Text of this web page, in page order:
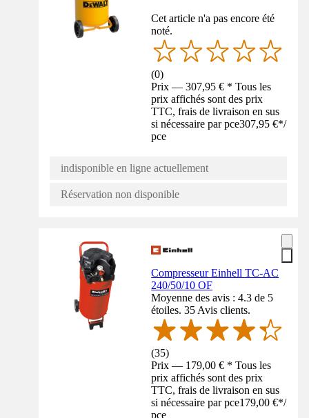
Cet article n'a pas encore été
noté.
(0)
Prix — 307,95 € * Tous les
prix affichés sont des prix
TTC, frais de livraison en sus
si nécessaire par pce307,95 €*/
pce
indisponible en ligne actuellement
Réservation non disponible
Compresseur Einhell TC-AC
240/50/10 OF
Moyenne des avis : 4.3 de 5
étoiles. 35 Avis clients.
(35)
Prix — 179,00 € * Tous les
prix affichés sont des prix
TTC, frais de livraison en sus
si nécessaire par pce179,00 €*/
pce